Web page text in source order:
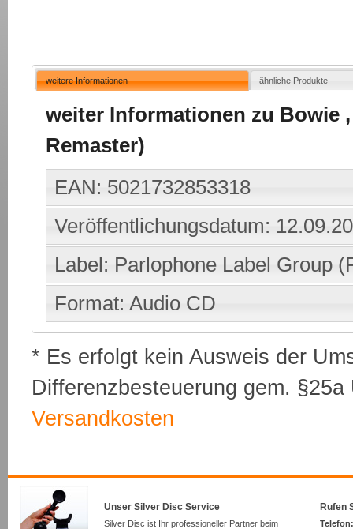
weitere Informationen ähnliche Produkte
weiter Informationen zu Bowie
Remaster)
EAN: 5021732853318
Veröffentlichungsdatum:
Label: Parlophone Label Group
Format: Audio CD
* Es erfolgt kein Ausweis der
Differenzbesteuerung gem.
Versandkosten
Unser Silver Disc Service
Silver Disc ist Ihr professioneller Partner beim
Rufen